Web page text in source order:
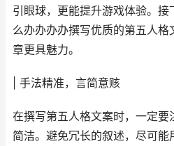
引眼球，更能提升游戏体验。
么办办办办撰写优质的第五人
章更具魅力。
| 手法精准，言简意赅
在撰写第五人格文案时，一定要
简洁。避免冗长的叙述，尽可